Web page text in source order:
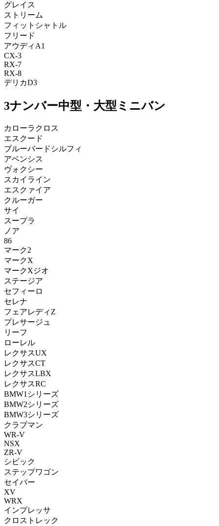
グレイス
ストリーム
フィットシャトル
フリード
アウディA1
CX-3
RX-7
RX-8
デリカD3
3ナンバー中型・大型ミニバン
カローラクロス
エスクード
ブルーバードシルフィ
アベンシス
ヴォクシー
スカイライン
エスクァイア
クルーガー
サイ
スープラ
ノア
86
マーク2
マークX
マークXジオ
ステージア
セフィーロ
セレナ
フェアレディZ
プレサージュ
リーフ
ローレル
レクサスUX
レクサスCT
レクサスLBX
レクサスRC
BMW1シリーズ
BMW2シリーズ
BMW3シリーズ
クラブマン
WR-V
NSX
ZR-V
シビック
ステップワゴン
セイバー
XV
WRX
インプレッサ
クロストレック